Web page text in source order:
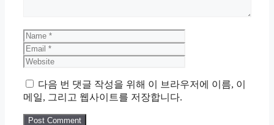
Name
다음 번 댓글 작성을 위해 이 브라우저에 이름, 이
메일, 그리고 웹사이트를 저장합니다.